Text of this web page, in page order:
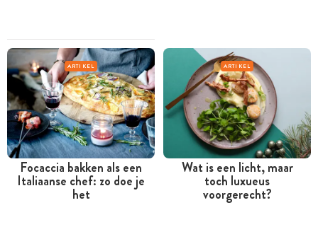
ARTIKEL
Focaccia bakken als een
Italiaanse chef: zo doe je
het
ARTIKEL
Wat is een licht, maar
toch luxueus
voorgerecht?